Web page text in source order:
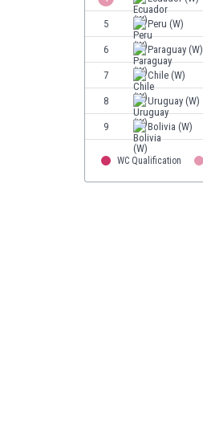
5 Peru (W)
6 Paraguay (W)
7 Chile (W)
8 Uruguay (W)
9 Bolivia (W)
WC Qualification